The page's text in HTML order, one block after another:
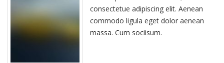
consectetue adipiscing elit. Aenean
commodo ligula eget dolor aenean
massa. Cum sociisum.